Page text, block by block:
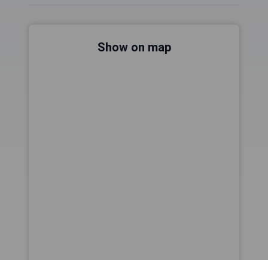
Show on map